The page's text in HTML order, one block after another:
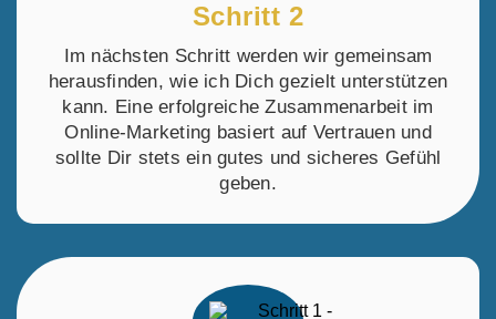
Schritt 2
Im nächsten Schritt werden wir gemeinsam
herausfinden, wie ich Dich gezielt unterstützen
kann. Eine erfolgreiche Zusammenarbeit im
Online-Marketing basiert auf Vertrauen und
sollte Dir stets ein gutes und sicheres Gefühl
geben.